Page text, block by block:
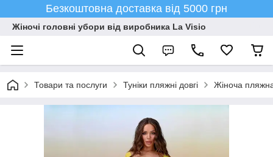
Безкоштовна доставка від 5000 грн
Жіночі головні убори від виробника La Visio
Товари та послуги Туніки пляжні довгі Жіноча